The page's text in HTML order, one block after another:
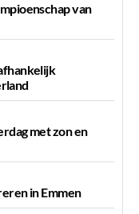
van
met zon en
in Emmen